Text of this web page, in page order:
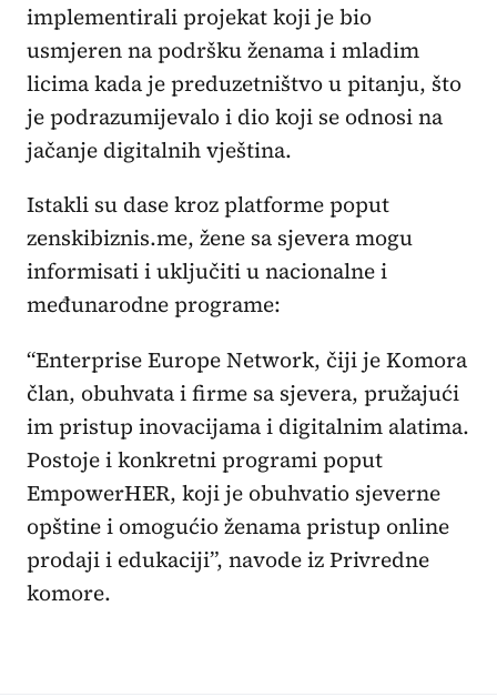
implementirali projekat koji je bio
usmjeren na podršku ženama i mladim
licima kada je preduzetništvo u pitanju, što
je podrazumijevalo i dio koji se odnosi na
jačanje digitalnih vještina.
Istakli su dase kroz platforme poput
zenskibiznis.me, žene sa sjevera mogu
informisati i uključiti u nacionalne i
međunarodne programe:
“Enterprise Europe Network, čiji je Komora
član, obuhvata i firme sa sjevera, pružajući
im pristup inovacijama i digitalnim alatima.
Postoje i konkretni programi poput
EmpowerHER, koji je obuhvatio sjeverne
opštine i omogućio ženama pristup online
prodaji i edukaciji”, navode iz Privredne
komore.